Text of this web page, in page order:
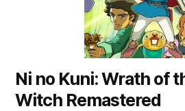
Ni no Kuni: Wrath of
Witch Remastered